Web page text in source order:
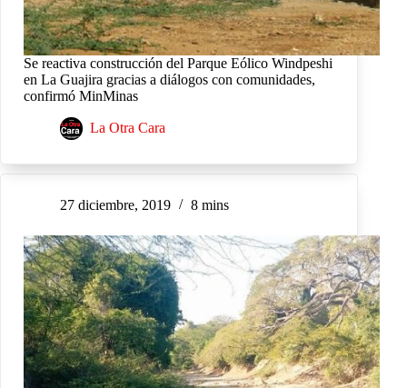
Se reactiva construcción del Parque Eólico Windpeshi
en La Guajira gracias a diálogos con comunidades,
confirmó MinMinas
La Otra Cara
27 diciembre, 2019 8 mins